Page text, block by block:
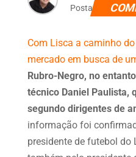
Postado dia 19
Com Lisca a caminho
mercado em busca de
Rubro-Negro, no
técnico Daniel Paulista,
segundo dirigentes de
informação foi
presidente de futebol do